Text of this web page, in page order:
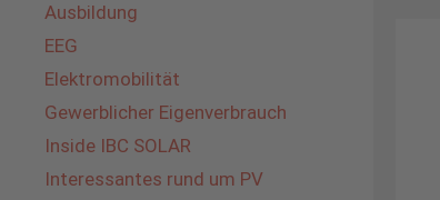
Ausbildung
EEG
Elektromobilität
Gewerblicher Eigenverbrauch
Inside IBC SOLAR
Interessantes rund um PV